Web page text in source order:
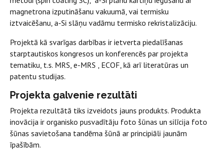
magnetrona izputināšanu vakuumā, vai termisku
iztvaicēšanu, a-Si slāņu vadāmu termisko rekristalizāciju.
Projektā kā svarīgas darbības ir ietverta piedalīšanas
starptautiskos kongresos un konferencēs par projekta
tematiku, t.s. MRS, e-MRS , ECOF, kā arī literatūras un
patentu studijas.
Projekta galvenie rezultāti
Projekta rezultātā tiks izveidots jauns produkts. Produkta
inovācija ir organisko pusvadītāju foto šūnas un silīcija foto
šūnas savietošana tandēma šūnā ar principiāli jaunām
īpašībām.